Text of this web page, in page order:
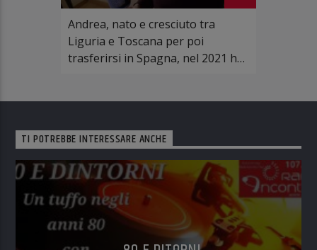
Andrea, nato e cresciuto tra
Liguria e Toscana per poi
trasferirsi in Spagna, nel 2021 ha
Andrea ama costruire mondi fatti
di parole, emozioni e
immaginazione
TI POTREBBE INTERESSARE ANCHE